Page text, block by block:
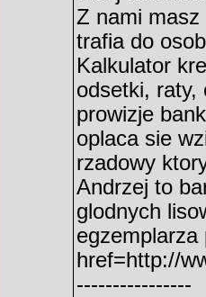
Z nami masz
trafia do
Kalkulator
odsetki, raty,
prowizje
oplaca sie
rzadowy
Andrzej to
glodnych
href=http://
----------------